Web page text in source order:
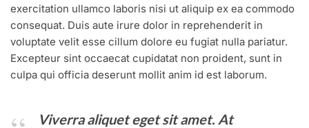
exercitation ullamco laboris nisi ut aliquip ex ea commodo
consequat. Duis aute irure dolor in reprehenderit in
voluptate velit esse cillum dolore eu fugiat nulla pariatur.
Excepteur sint occaecat cupidatat non proident, sunt in
culpa qui officia deserunt mollit anim id est laborum.
Viverra aliquet eget sit amet. At